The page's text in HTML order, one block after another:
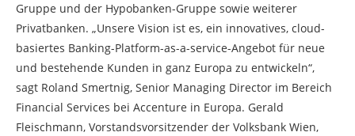
Gruppe und der Hypobanken-Gruppe sowie weiterer
Privatbanken. „Unsere Vision ist es, ein innovatives, cloud-
basiertes Banking-Platform-as-a-service-Angebot für neue
und bestehende Kunden in ganz Europa zu entwickeln“,
sagt Roland Smertnig, Senior Managing Director im Bereich
Financial Services bei Accenture in Europa. Gerald
Fleischmann, Vorstandsvorsitzender der Volksbank Wien,